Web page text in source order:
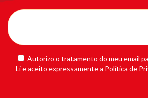
Autorizo o tratamento do meu email
Li e aceito expressamente a Política de